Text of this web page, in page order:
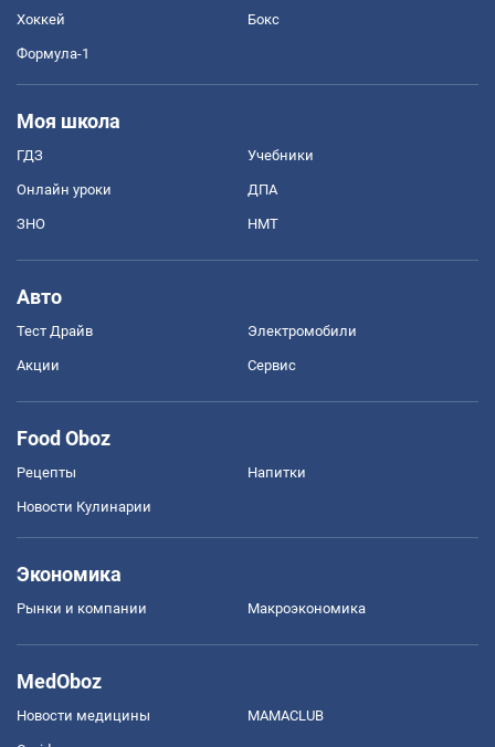
Хоккей Бокс
Формула-1
Моя школа
ГДЗ Учебники
Онлайн уроки ДПА
ЗНО НМТ
Авто
Тест Драйв Электромобили
Акции Сервис
Food Oboz
Рецепты Напитки
Новости Кулинарии
Экономика
Рынки и компании Mакроэкономика
MedOboz
Новости медицины MAMACLUB